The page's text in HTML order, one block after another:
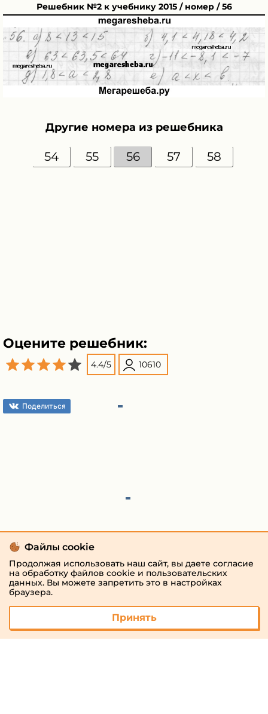
Решебник №2 к учебнику 2015 / номер / 56
Другие номера из решебника
54 55 56 57 58
Оцените решебник:
4.4/5 10610
Поделиться
Файлы cookie
Продолжая использовать наш сайт, вы даете согласие
на обработку файлов cookie и пользовательских
данных. Вы можете запретить это в настройках
браузера.
Принять